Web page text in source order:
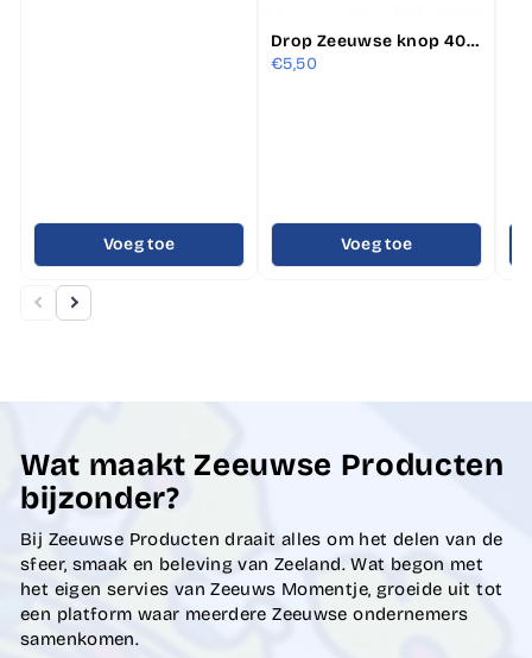
Voeg toe
Drop Zeeuwse knop 400 gram
€5,50
Voeg toe
Wat maakt Zeeuwse Producten
bijzonder?
Bij Zeeuwse Producten draait alles om het delen van de
sfeer, smaak en beleving van Zeeland. Wat begon met
het eigen servies van Zeeuws Momentje, groeide uit tot
een platform waar meerdere Zeeuwse ondernemers
samenkomen.